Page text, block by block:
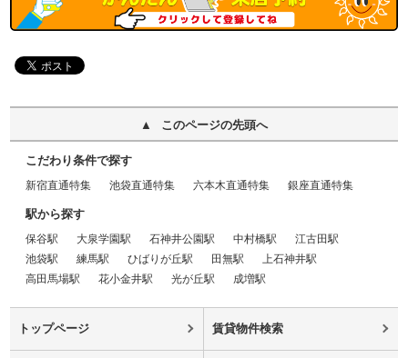
このページの先頭へ
こだわり条件で探す
新宿直通特集 池袋直通特集 六本木直通特集 銀座直通特集
駅から探す
保谷駅 大泉学園駅 石神井公園駅 中村橋駅
江古田駅
池袋駅
練馬駅 ひばりが丘駅 田無駅
上石神井駅
高田馬場駅
花小金井駅 光が丘駅 成増駅
トップページ 賃貸物件検索